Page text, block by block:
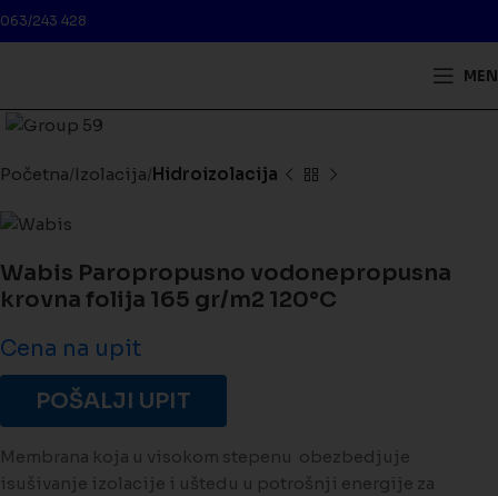
063/243 428
Početna Izolacija Hidroizolacija
Wabis Paropropusno vodonepropusna
krovna folija 165 gr/m2 120°C
Cena na upit
POŠALJI UPIT
Membrana koja u visokom stepenu obezbedjuje
isušivanje izolacije i uštedu u potrošnji energije za